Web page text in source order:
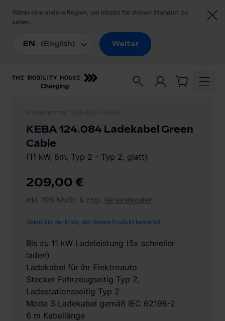
209,00 €
inkl. 19% MwSt. & zzgl. Versandkosten
Seien Sie der Erste, der dieses Produkt bewertet
Bis zu 11 kW Ladeleistung (5x schneller
laden)
Ladekabel für Ihr Elektroauto
Stecker Fahrzeugseitig Typ 2,
Ladestationsseitig Typ 2
Mode 3 Ladekabel gemäß IEC 62196-2
6 m Kabellänge
KEBA 124.084 Ladekabel Green
Cable
(11 kW, 6m, Typ 2 - Typ 2, glatt)